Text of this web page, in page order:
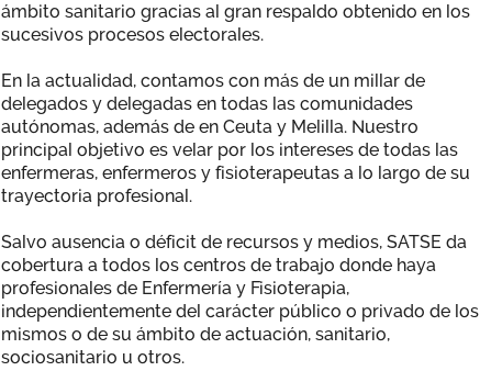
ámbito sanitario gracias al gran respaldo obtenido en los
sucesivos procesos electorales.
En la actualidad, contamos con más de un millar de
delegados y delegadas en todas las comunidades
autónomas, además de en Ceuta y Melilla. Nuestro
principal objetivo es velar por los intereses de todas las
enfermeras, enfermeros y fisioterapeutas a lo largo de su
trayectoria profesional.
Salvo ausencia o déficit de recursos y medios, SATSE da
cobertura a todos los centros de trabajo donde haya
profesionales de Enfermería y Fisioterapia,
independientemente del carácter público o privado de los
mismos o de su ámbito de actuación, sanitario,
sociosanitario u otros.